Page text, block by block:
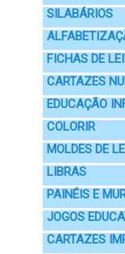
SILABÁRIOS
FICHAS DE
CARTAZES
EDUCAÇÃO
COLORIR
MOLDES DE
LIBRAS
PAINÉIS E
JOGOS
CARTAZES